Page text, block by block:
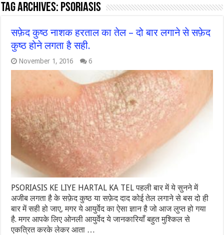
Tag Archives: psoriasis
सफ़ेद कुष्ठ नाशक हरताल का तेल – दो बार लगाने से सफ़ेद
कुष्ठ होने लगता है सही.
November 1, 2016 6
PSORIASIS KE LIYE HARTAL KA TEL पहली बार में ये सुनने में
अजीब लगता है के सफ़ेद कुष्ठ या सफ़ेद दाद कोई तेल लगाने से बस दो ही
बार में सही हो जाए, मगर ये आयुर्वेद का ऐसा ज्ञान है जो आज लुप्त हो गया
है. मगर आपके लिए ओनली आयुर्वेद ये जानकारियाँ बहुत मुश्किल से
एकत्रित करके लेकर आता …